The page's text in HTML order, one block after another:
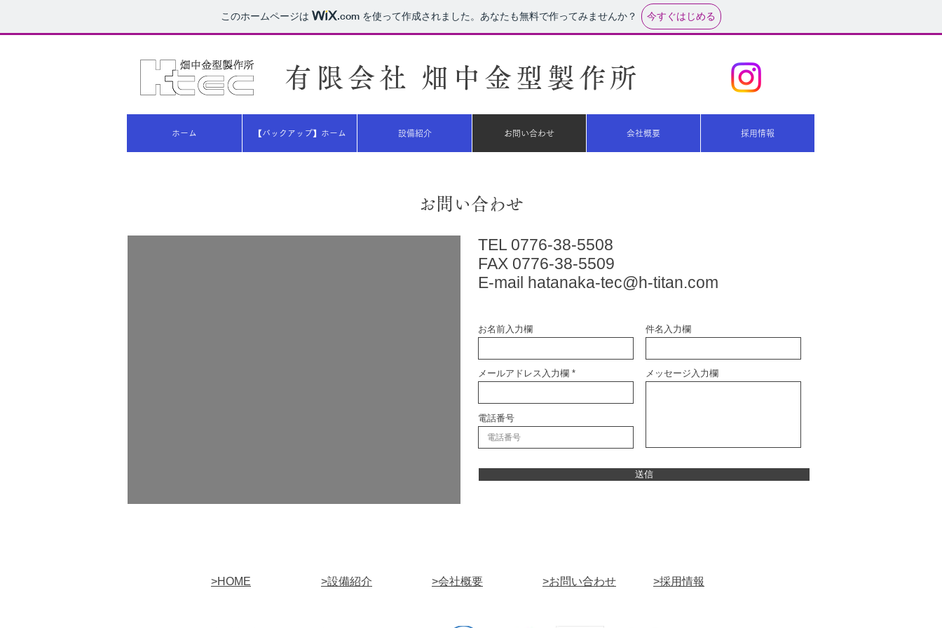
このホームページは .com を使って作成されました。あなたも無料で作ってみませんか？ 今すぐはじめる
​有限会社 畑中金型製作所
ホーム 【バックアップ】ホーム 設備紹介 お問い合わせ 会社概要 採用情報
お問い合わせ
TEL 0776-38-5508
FAX 0776-38-5509
E-mail hatanaka-tec@h-titan.com
お名前入力欄
メールアドレス入力欄
電話番号
件名入力欄
メッセージ入力欄
送信
>HOME >設備紹介 >会社概要 >お問い合わせ >採用情報